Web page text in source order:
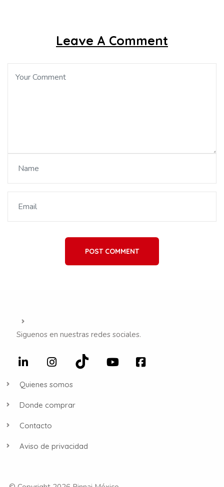
Leave A Comment
POST COMMENT
Siguenos en nuestras redes sociales.
Quienes somos
Donde comprar
Contacto
Aviso de privacidad